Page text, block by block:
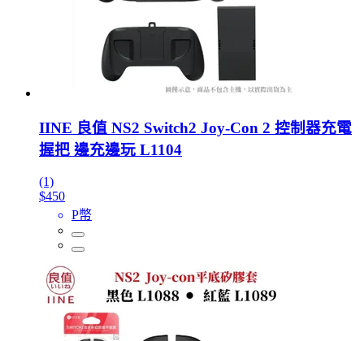
IINE 良值 NS2 Switch2 Joy-Con 2 控制器充電
握把 邊充邊玩 L1104
(1)
$450
P幣